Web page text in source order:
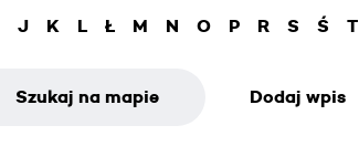
J K L Ł M N O P R S Ś T
Szukaj na mapie Dodaj wpis